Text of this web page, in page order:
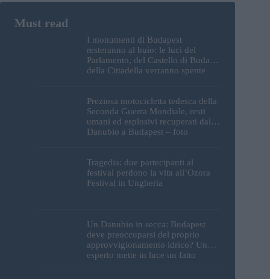
I monumenti di Budapest
resteranno al buio: le luci del
Parlamento, del Castello di Buda e
della Cittadella verranno spente
Preziosa motocicletta tedesca della
Seconda Guerra Mondiale, resti
umani ed esplosivi recuperati dal
Danubio a Budapest – foto
Tragedia: due partecipanti al
festival perdono la vita all’Ozora
Festival in Ungheria
Un Danubio in secca: Budapest
deve preoccuparsi del proprio
approvvigionamento idrico? Un
esperto mette in luce un fatto